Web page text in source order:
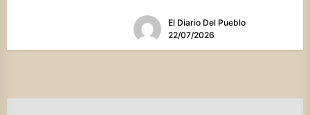
Banco de...El Diario Del Pueblo
22/07/2026